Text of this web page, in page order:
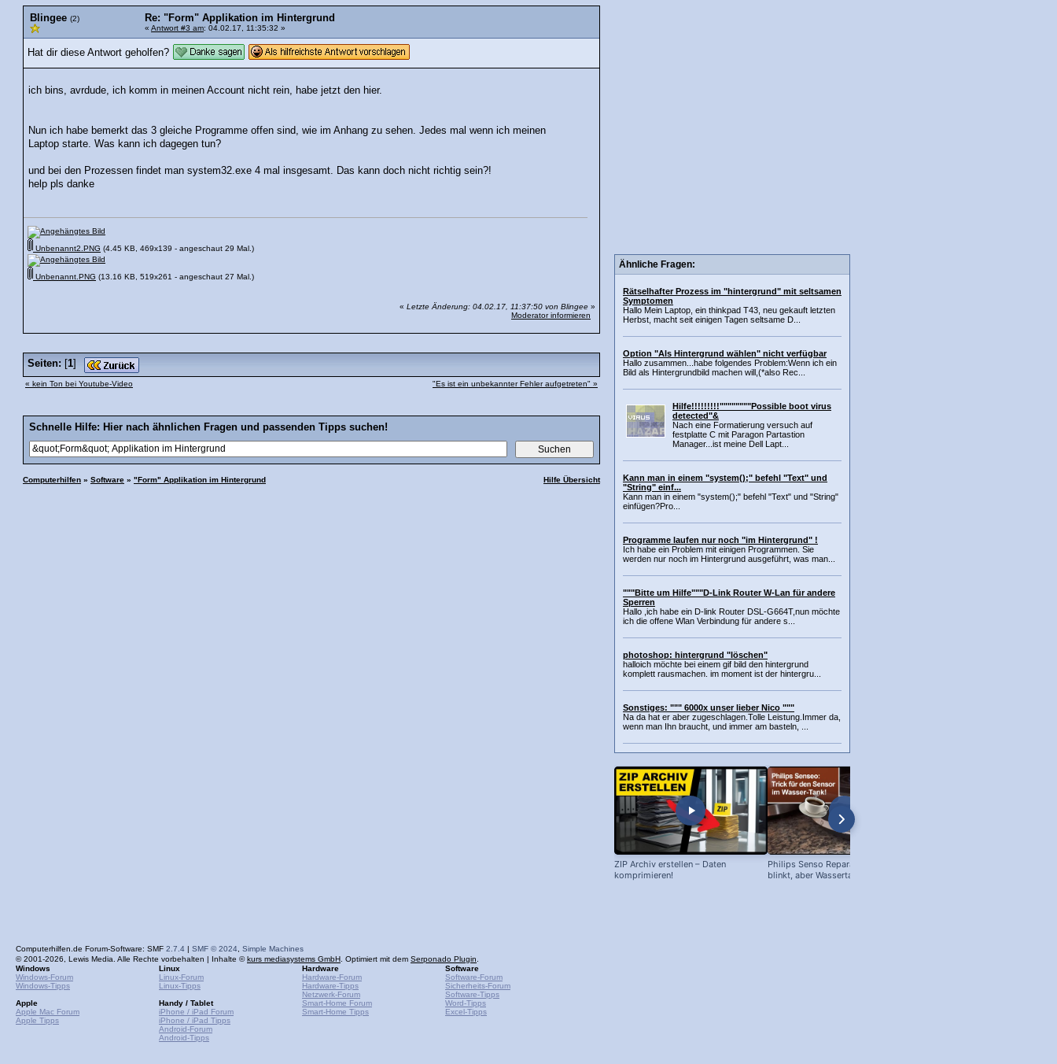
Blingee (2) Re: "Form" Applikation im Hintergrund
« Antwort #3 am: 04.02.17, 11:35:32 »
Hat dir diese Antwort geholfen?
ich bins, avrdude, ich komm in meinen Account nicht rein, habe jetzt den hier.
Nun ich habe bemerkt das 3 gleiche Programme offen sind, wie im Anhang zu sehen. Jedes mal wenn ich meinen
Laptop starte. Was kann ich dagegen tun?
und bei den Prozessen findet man system32.exe 4 mal insgesamt. Das kann doch nicht richtig sein?!
help pls danke
Unbenannt2.PNG (4.45 KB, 469x139 - angeschaut 29 Mal.)
Unbenannt.PNG (13.16 KB, 519x261 - angeschaut 27 Mal.)
« Letzte Änderung: 04.02.17, 11:37:50 von Blingee »
Moderator informieren
Seiten: [1]
« kein Ton bei Youtube-Video "Es ist ein unbekannter Fehler aufgetreten" »
Schnelle Hilfe: Hier nach ähnlichen Fragen und passenden Tipps suchen!
Computerhilfen » Software » "Form" Applikation im Hintergrund Hilfe Übersicht
Ähnliche Fragen:
Rätselhafter Prozess im "hintergrund" mit seltsamen
Symptomen
Hallo Mein Laptop, ein thinkpad T43, neu gekauft letzten
Herbst, macht seit einigen Tagen seltsame D...
Option "Als Hintergrund wählen" nicht verfügbar
Hallo zusammen...habe folgendes Problem:Wenn ich ein
Bild als Hintergrundbild machen will,(*also Rec...
Hilfe!!!!!!!!!""""""""Possible boot virus
detected"&
Nach eine Formatierung versuch auf
festplatte C mit Paragon Partastion
Manager...ist meine Dell Lapt...
Kann man in einem "system();" befehl "Text" und
"String" einf...
Kann man in einem "system();" befehl "Text" und "String"
einfügen?Pro...
Programme laufen nur noch "im Hintergrund" !
Ich habe ein Problem mit einigen Programmen. Sie
werden nur noch im Hintergrund ausgeführt, was man...
"""Bitte um Hilfe"""D-Link Router W-Lan für andere
Sperren
Hallo ,ich habe ein D-link Router DSL-G664T,nun möchte
ich die offene Wlan Verbindung für andere s...
photoshop: hintergrund "löschen"
halloich möchte bei einem gif bild den hintergrund
komplett rausmachen. im moment ist der hintergru...
Sonstiges: """ 6000x unser lieber Nico """
Na da hat er aber zugeschlagen.Tolle Leistung.Immer da,
wenn man Ihn braucht, und immer am basteln, ...
ZIP Archiv erstellen – Daten
komprimieren!
Philips Senso Reparatur: Blaue LED
blinkt, aber Wassertank voll?
Computerhilfen.de Forum-Software: SMF 2.7.4 | SMF © 2024 Simple Machines
© 2001-2026, Lewis Media. Alle Rechte vorbehalten | Inhalte ©kurs mediasystems GmbH . Optimiert mit dem Serponado Plugin
Windows
Windows-Forum
Windows-Tipps
Apple
Apple Mac Forum
Apple Tipps
Linux
Linux-Forum
Linux-Tipps
Handy / Tablet
iPhone / iPad Forum
iPhone / iPad Tipps
Android-Forum
Android-Tipps
Hardware
Hardware-Forum
Hardware-Tipps
Netzwerk-Forum
Smart-Home Forum
Smart-Home Tipps
Software
Software-Forum
Sicherheits-Forum
Software-Tipps
Word-Tipps
Excel-Tipps